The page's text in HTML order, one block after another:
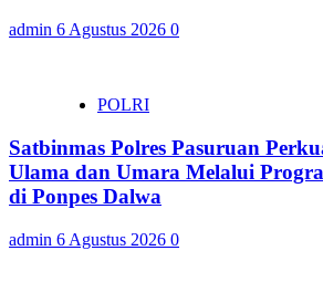
admin 6 Agustus 2026 0
POLRI
Satbinmas Polres Pasuruan
Ulama dan Umara Melalui
di Ponpes Dalwa
admin 6 Agustus 2026 0